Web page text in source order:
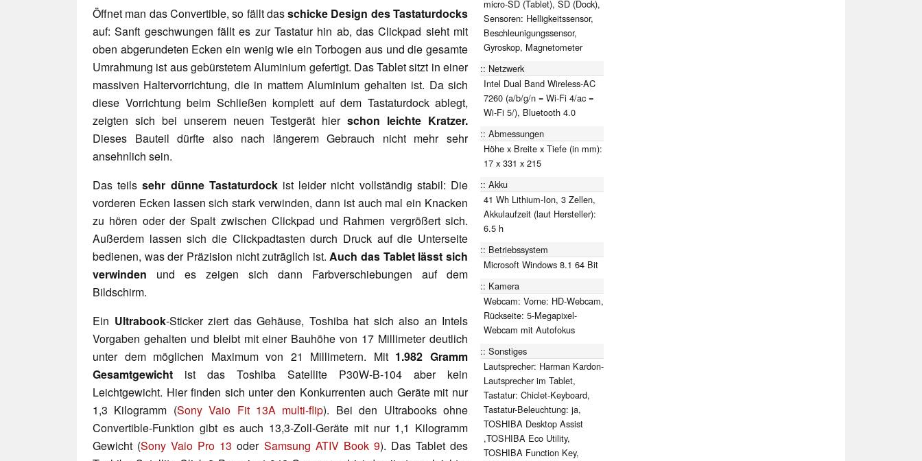
Öffnet man das Convertible, so fällt dasschicke Design des Tastaturdocks
auf: Sanft geschwungen fällt es zur Tastatur hin ab, das Clickpad sieht mit
oben abgerundeten Ecken ein wenig wie ein Torbogen aus und die gesamte
Umrahmung ist aus gebürstetem Aluminium gefertigt. Das Tablet sitzt in einer
massiven Haltervorrichtung, die in mattem Aluminium gehalten ist. Da sich
diese Vorrichtung beim Schließen komplett auf dem Tastaturdock ablegt,
zeigten sich bei unserem neuen Testgerät hierschon leichte Kratzer.
Dieses Bauteil dürfte also nach längerem Gebrauch nicht mehr sehr
ansehnlich sein.
Das teilssehr dünne Tastaturdockist leider nicht vollständig stabil: Die
vorderen Ecken lassen sich stark verwinden, dann ist auch mal ein Knacken
zu hören oder der Spalt zwischen Clickpad und Rahmen vergrößert sich.
Außerdem lassen sich die Clickpadtasten durch Druck auf die Unterseite
bedienen, was der Präzision nicht zuträglich ist.Auch das Tablet lässt sich
verwinden und es zeigen sich dann Farbverschiebungen auf dem
Bildschirm.
Ein Ultrabook-Sticker ziert das Gehäuse, Toshiba hat sich also an Intels
Vorgaben gehalten und bleibt mit einer Bauhöhe von 17 Millimeter deutlich
unter dem möglichen Maximum von 21 Millimetern. Mit 1.982 Gramm
Gesamtgewicht ist das Toshiba Satellite P30W-B-104 aber kein
Leichtgewicht. Hier finden sich unter den Konkurrenten auch Geräte mit nur
1,3 Kilogramm (Sony Vaio Fit 13A multi-flip). Bei den Ultrabooks ohne
Convertible-Funktion gibt es auch 13,3-Zoll-Geräte mit nur 1,1 Kilogramm
Gewicht (Sony Vaio Pro 13 oder Samsung ATIV Book 9). Das Tablet des
micro-SD (Tablet), SD (Dock),
Sensoren: Helligkeitssensor,
Beschleunigungssensor,
Gyroskop, Magnetometer
Netzwerk
Intel Dual Band Wireless-AC
7260 (a/b/g/n = Wi-Fi 4/ac =
Wi-Fi 5/), Bluetooth 4.0
Abmessungen
Höhe x Breite x Tiefe (in mm):
17 x 331 x 215
Akku
41 Wh Lithium-Ion, 3 Zellen,
Akkulaufzeit (laut Hersteller):
6.5 h
Betriebssystem
Microsoft Windows 8.1 64 Bit
Kamera
Webcam: Vorne: HD-Webcam,
Rückseite: 5-Megapixel-
Webcam mit Autofokus
Sonstiges
Lautsprecher: Harman Kardon-
Lautsprecher im Tablet,
Tastatur: Chiclet-Keyboard,
Tastatur-Beleuchtung: ja,
TOSHIBA Desktop Assist
,TOSHIBA Eco Utility,
TOSHIBA Function Key,